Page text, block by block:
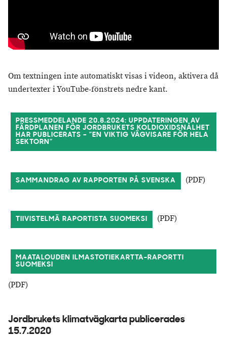
Om textningen inte automatiskt visas i videon, aktivera då
undertexter i YouTube-fönstrets nedre kant.
PRESSMEDDELANDE 20.8.2024: UPPDATERINGEN AV
FÄRDPLANEN FÖR JORDBRUKETS KOLDIOXIDSNÅLHET
HAR PUBLICERATS – ”EN VIKTIG VÄGVISARE FÖR HELA
SEKTORN”
SAMMANDRAG AV RAPPORTEN PÅ SVENSKA (PDF)
TIIVISTELMÄ RAPORTISTA SUOMEKSI (PDF)
MAATALOUDEN ILMASTOTIEKARTTA-RAPORTTI
SUOMEKSI
(PDF)
Jordbrukets klimatvägkarta publicerades
15.7.2020